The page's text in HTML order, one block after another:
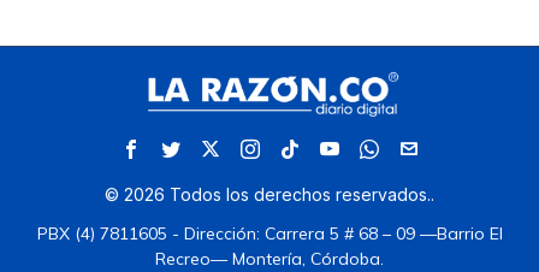
© 2026 Todos los derechos reservados..
PBX (4) 7811605 - Dirección: Carrera 5 # 68 – 09 —Barrio El
Recreo— Montería, Córdoba.